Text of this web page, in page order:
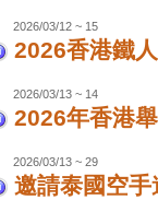
2026/03/12 ~ 15
2026香港鐵
2026/03/13 ~ 14
2026年香港
2026/03/13 ~ 29
邀請泰國空